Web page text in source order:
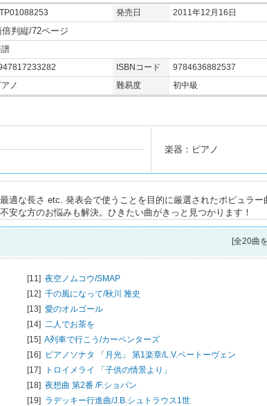
発売日
2011年12月16日
倍判縦/72ページ
ISBNコード
9784636882537
アノ 難易度 初中級
楽器：ピアノ
適な長さ etc. 発表会で使うことを目的に厳選されたポピュラー
な方のお悩みも解決。ひきたい曲がきっと見つかります！
[全20曲
[11] 夜空ノムコウ/SMAP
[12] 千の風になって/秋川 雅史
[13] 愛のオルゴール
[14] 二人でお茶を
[15] A列車で行こう/カーペンターズ
[16] ピアノソナタ 「月光」 第1楽章/L.V.ベートーヴェン
[17]
トロイメライ 「子供の情景より」
[18] 夜想曲 第2番 /F.ショパン
[19] ラデッキー行進曲/J.B.シュトラウス1世